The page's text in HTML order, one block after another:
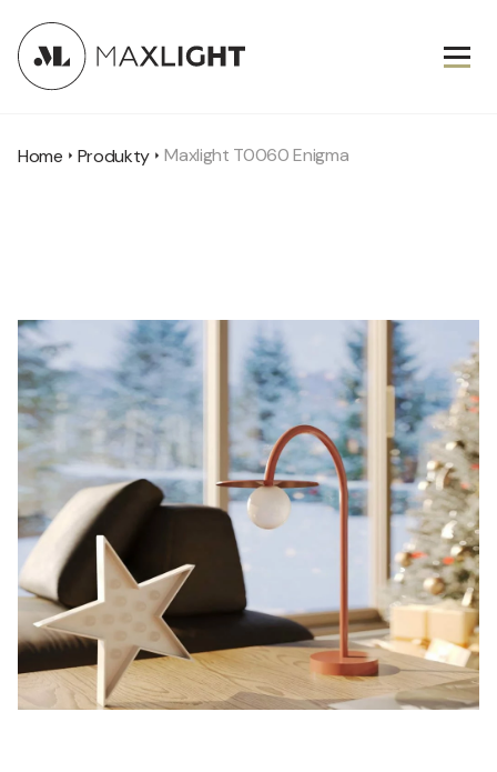
Home Produkty Maxlight T0060 Enigma